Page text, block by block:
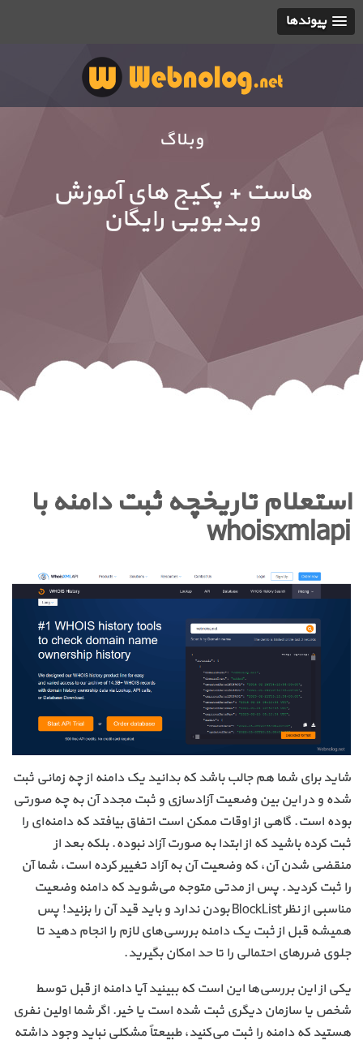
پیوندها
وبلاگ
هاست + پکیج های آموزش
ویدیویی رایگان
استعلام تاریخچه ثبت دامنه با
whoisxmlapi
شاید برای شما هم جالب باشد که بدانید یک دامنه از چه زمانی ثبت
شده و در این بین وضعیت آزادسازی و ثبت مجدد آن به چه صورتی
بوده است. گاهی از اوقات ممکن است اتفاق بیافتد که دامنه‌ای را
ثبت کرده باشید که از ابتدا به صورت آزاد نبوده. بلکه بعد از
منقضی شدن آن، که وضعیت آن به آزاد تغییر کرده است، شما آن
را ثبت کردید. پس از مدتی متوجه می‌شوید که دامنه وضعیت
مناسبی از نظر BlockList بودن ندارد و باید قید آن را بزنید! پس
همیشه قبل از ثبت یک دامنه بررسی‌های لازم را انجام دهید تا
جلوی ضررهای احتمالی را تا حد امکان بگیرید.
یکی از این بررسی‌ها این است که ببینید آیا دامنه از قبل توسط
شخص یا سازمان دیگری ثبت شده است یا خیر. اگر شما اولین نفری
هستید که دامنه را ثبت می‌کنید، طبیعتاً مشکلی نباید وجود داشته